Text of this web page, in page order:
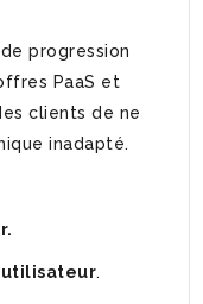
progression
PaaS et
clients de ne
inadapté.
.